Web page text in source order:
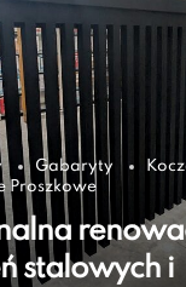
Gabaryty
Proszkowe
stalowych i